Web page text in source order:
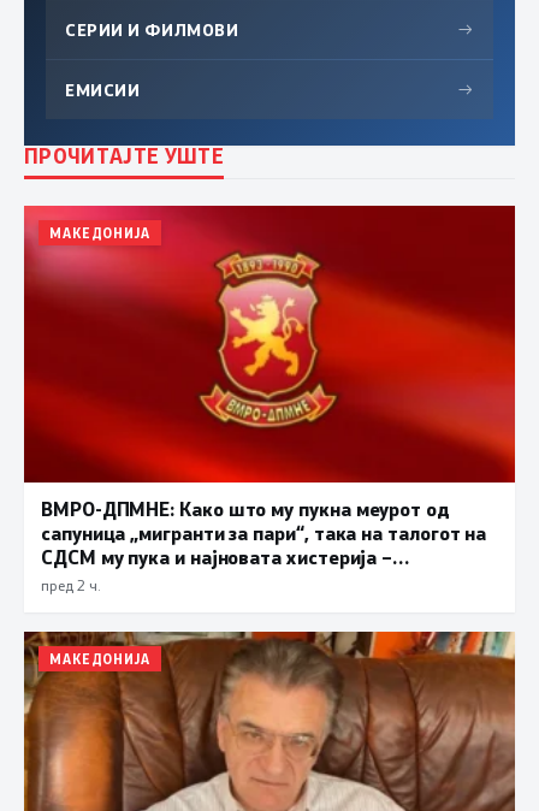
СЕРИИ И ФИЛМОВИ →
ЕМИСИИ →
ПРОЧИТАЈТЕ УШТЕ
МАКЕДОНИЈА
ВМРО-ДПМНЕ: Како што му пукна меурот од
сапуница „мигранти за пари“, така на талогот на
СДСМ му пука и најновата хистерија –
прифаќање на француски предлог
пред 2 ч.
МАКЕДОНИЈА